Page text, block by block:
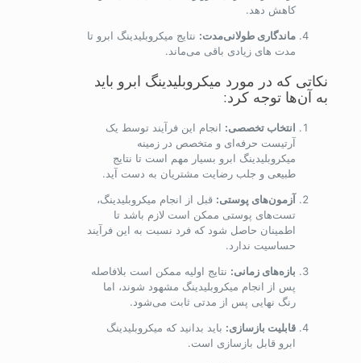
کاهش دهد.
ماندگاری طولانی‌مدت: نتایج میکروبلیدینگ ابرو تا
مدت های زیادی باقی می‌ماند.
نکاتی که در مورد میکروبلیدینگ ابرو باید
به آن‌ها توجه کرد:
انتخاب تخصصی: انجام این فرآیند توسط یک
آرتیست حرفه‌ای و متخصص در زمینه
میکروبلیدینگ ابرو بسیار مهم است تا نتایج
طبیعی و جلب رضایت مشتریان به دست آید.
آزمون‌های پوستی: قبل از انجام میکروبلیدینگ،
تست‌های پوستی ممکن است لازم باشد تا
اطمینان حاصل شود که فرد نسبت به این فرآیند
حساسیت ندارد.
بازه‌های زمانی: نتایج اولیه ممکن است بلافاصله
پس از انجام میکروبلیدینگ مشهود شوند، اما
رنگ نهایی پس از مدتی ثابت می‌شود.
قابلیت بازسازی: باید بدانید که میکروبلیدینگ
ابرو قابل بازسازی است.